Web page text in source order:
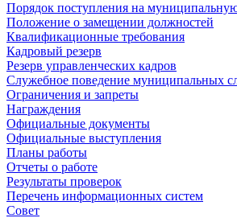
Порядок поступления на
Положение о замещении должностей
Квалификационные требования
Кадровый резерв
Резерв управленческих кадров
Служебное поведение муниципальных
Ограничения и запреты
Награждения
Официальные документы
Официальные выступления
Планы работы
Отчеты о работе
Результаты проверок
Перечень информационных систем
Совет